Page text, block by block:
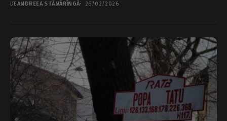
DEANDREEA STĂNĂRÎNGĂ 26/02/2026